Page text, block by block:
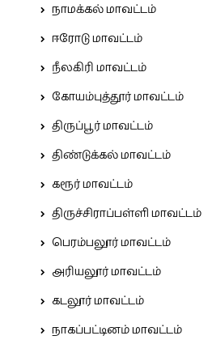
நாமக்கல் மாவட்டம்
ஈரோடு மாவட்டம்
நீலகிரி மாவட்டம்
கோயம்புத்தூர் மாவட்டம்
திருப்பூர் மாவட்டம்
திண்டுக்கல் மாவட்டம்
கரூர் மாவட்டம்
திருச்சிராப்பள்ளி மாவட்டம்
பெரம்பலூர் மாவட்டம்
அரியலூர் மாவட்டம்
கடலூர் மாவட்டம்
நாகப்பட்டினம் மாவட்டம்